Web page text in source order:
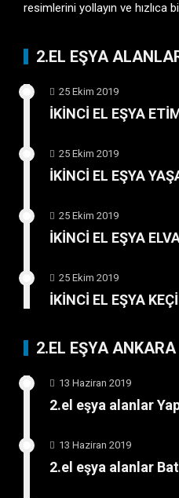
resimlerini yollayın ve hızlıca
2.EL EŞYA
25 Ekim 2019
İKİNCİ EL EŞYA
25 Ekim 2019
İKİNCİ EL EŞYA
25 Ekim 2019
İKİNCİ EL EŞYA
25 Ekim 2019
İKİNCİ EL EŞYA
2.EL EŞYA ANKARA
13 Haziran 2019
2.el eşya alanlar
13 Haziran 2019
2.el eşya alanlar